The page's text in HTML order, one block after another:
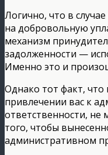
Логично, что в
на добровольную
механизм
задолженности —
Именно это и
Однако тот факт,
привлечении вас к
ответственности, не
того, чтобы
административном